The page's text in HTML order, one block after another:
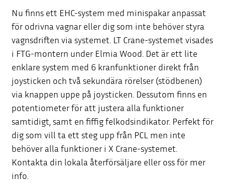
Nu finns ett EHC-system med minispakar anpassat
för odrivna vagnar eller dig som inte behöver styra
vagnsdriften via systemet. LT Crane-systemet visades
i FTG-montern under Elmia Wood. Det är ett lite
enklare system med 6 kranfunktioner direkt från
joysticken och två sekundära rörelser (stödbenen)
via knappen uppe på joysticken. Dessutom finns en
potentiometer för att justera alla funktioner
samtidigt, samt en fiffig felkodsindikator. Perfekt för
dig som vill ta ett steg upp från PCL men inte
behöver alla funktioner i X Crane-systemet.
Kontakta din lokala återförsäljare eller oss för mer
info.